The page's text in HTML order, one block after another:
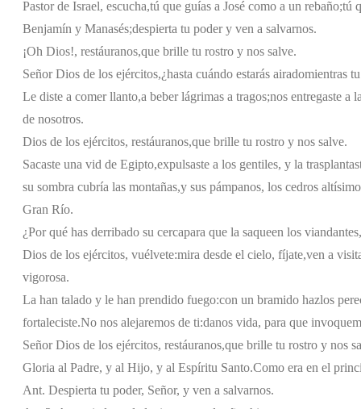
Pastor de Israel, escucha,tú que guías a José como a un rebaño;tú
Benjamín y Manasés;despierta tu poder y ven a salvarnos.
¡Oh Dios!, restáuranos,que brille tu rostro y nos salve.
Señor Dios de los ejércitos,¿hasta cuándo estarás airadomientras
Le diste a comer llanto,a beber lágrimas a tragos;nos entregaste a
de nosotros.
Dios de los ejércitos, restáuranos,que brille tu rostro y nos salve.
Sacaste una vid de Egipto,expulsaste a los gentiles, y la
su sombra cubría las montañas,y sus pámpanos, los cedros
Gran Río.
¿Por qué has derribado su cercapara que la saqueen los viandantes,
Dios de los ejércitos, vuélvete:mira desde el cielo, fíjate,ven a
vigorosa.
La han talado y le han prendido fuego:con un bramido hazlos
fortaleciste.No nos alejaremos de ti:danos vida, para que
Señor Dios de los ejércitos, restáuranos,que brille tu rostro y nos
Gloria al Padre, y al Hijo, y al Espíritu Santo.Como era en el
Ant. Despierta tu poder, Señor, y ven a salvarnos.